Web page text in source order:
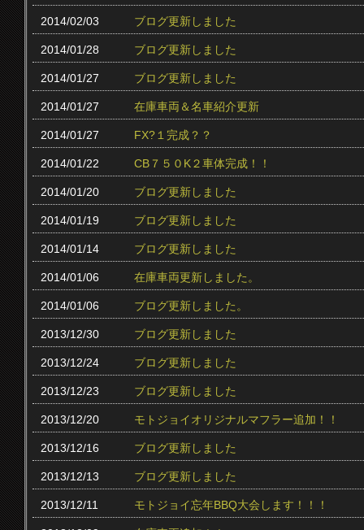
2014/02/03 ブログ更新しました
2014/01/28 ブログ更新しました
2014/01/27 ブログ更新しました
2014/01/27 在庫車両＆名車紹介更新
2014/01/27 FX?１完成？？
2014/01/22 CB７５０K２車体完成！！
2014/01/20 ブログ更新しました
2014/01/19 ブログ更新しました
2014/01/14 ブログ更新しました
2014/01/06 在庫車両更新しました。
2014/01/06 ブログ更新しました。
2013/12/30 ブログ更新しました
2013/12/24 ブログ更新しました
2013/12/23 ブログ更新しました
2013/12/20 モトジョイオリジナルマフラー追加！！
2013/12/16 ブログ更新しました
2013/12/13 ブログ更新しました
2013/12/11 モトジョイ忘年BBQ大会します！！！